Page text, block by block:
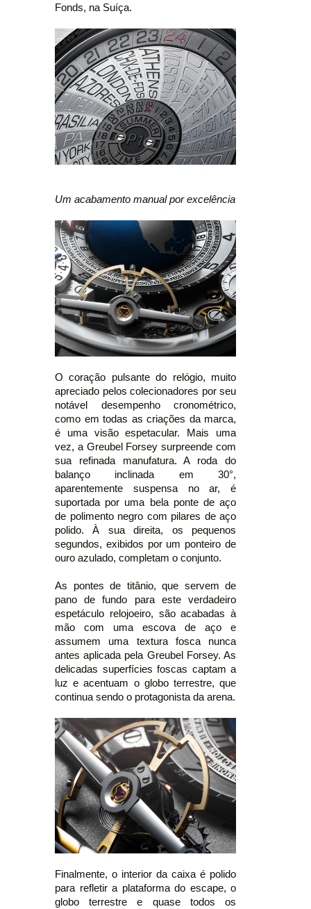
Fonds, na Suíça.
Um acabamento manual por excelência
O coração pulsante do relógio, muito
apreciado pelos colecionadores por seu
notável desempenho cronométrico,
como em todas as criações da marca,
é uma visão espetacular. Mais uma
vez, a Greubel Forsey surpreende com
sua refinada manufatura. A roda do
balanço inclinada em 30°,
aparentemente suspensa no ar, é
suportada por uma bela ponte de aço
de polimento negro com pilares de aço
polido. À sua direita, os pequenos
segundos, exibidos por um ponteiro de
ouro azulado, completam o conjunto.
As pontes de titânio, que servem de
pano de fundo para este verdadeiro
espetáculo relojoeiro, são acabadas à
mão com uma escova de aço e
assumem uma textura fosca nunca
antes aplicada pela Greubel Forsey. As
delicadas superfícies foscas captam a
luz e acentuam o globo terrestre, que
continua sendo o protagonista da arena.
Finalmente, o interior da caixa é polido
para refletir a plataforma do escape, o
globo terrestre e quase todos os